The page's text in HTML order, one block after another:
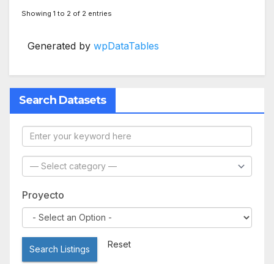
Showing 1 to 2 of 2 entries
Generated by wpDataTables
Search Datasets
Proyecto
Search Listings Reset